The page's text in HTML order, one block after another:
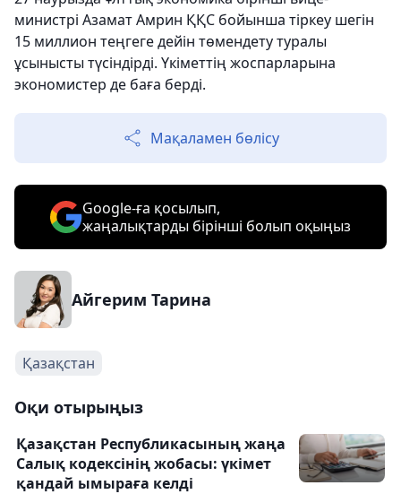
министрі Азамат Амрин ҚҚС бойынша тіркеу шегін
15 миллион теңгеге дейін төмендету туралы
ұсынысты түсіндірді. Үкіметтің жоспарларына
экономистер де баға берді.
Мақаламен бөлісу
Google-ға қосылып,
жаңалықтарды бірінші болып оқыңыз
Айгерим Тарина
Қазақстан
Оқи отырыңыз
Қазақстан Республикасының жаңа
Салық кодексінің жобасы: үкімет
қандай ымыраға келді